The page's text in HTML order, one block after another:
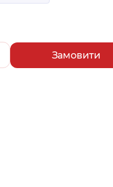
Замовити